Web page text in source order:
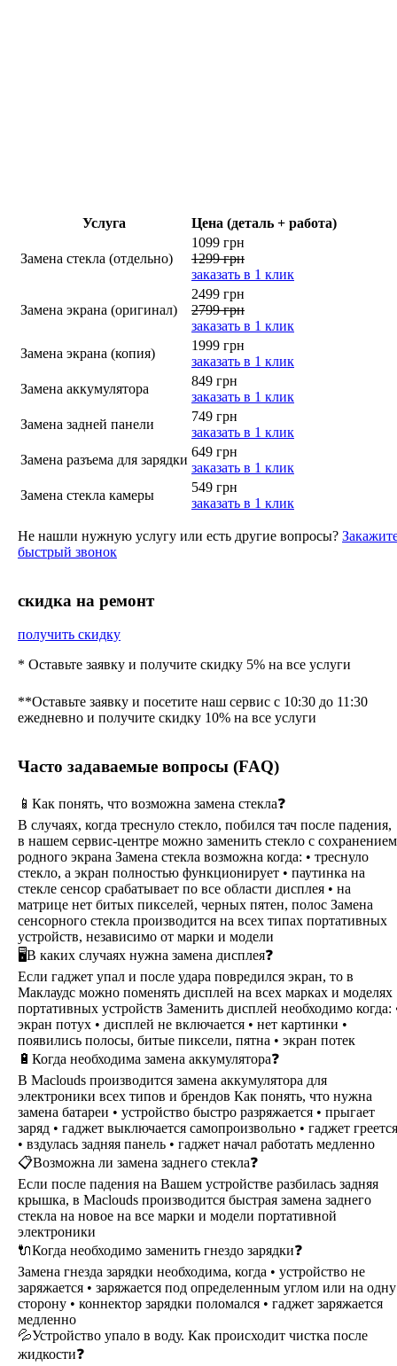
Услуга Цена (деталь + работа)
Замена стекла (отдельно)
1099 грн
1299 грн
заказать в 1 клик
Замена экрана (оригинал)
2499 грн
2799 грн
заказать в 1 клик
Замена экрана (копия)
1999 грн
заказать в 1 клик
Замена аккумулятора
849 грн
заказать в 1 клик
Замена задней панели
749 грн
заказать в 1 клик
Замена разъема для зарядки
649 грн
заказать в 1 клик
Замена стекла камеры
549 грн
заказать в 1 клик
Не нашли нужную услугу или есть другие вопросы?
быстрый звонок
cкидка на ремонт
получить скидку
* Оставьте заявку и получите скидку 5% на все услуги
**Оставьте заявку и посетите наш сервис с 10:30 до 11:30
ежедневно и получите скидку 10% на все услуги
Часто задаваемые вопросы (FAQ)
📱Как понять, что возможна замена стекла❓
В случаях, когда треснуло стекло, побился тач после падения,
в нашем сервис-центре можно заменить стекло с сохранением
родного экрана Замена стекла возможна когда: • треснуло
стекло, а экран полностью функционирует • паутинка на
стекле сенсор срабатывает по все области дисплея • на
матрице нет битых пикселей, черных пятен, полос Замена
сенсорного стекла производится на всех типах портативных
устройств, независимо от марки и модели
🖥В каких случаях нужна замена дисплея❓
Если гаджет упал и после удара повредился экран, то в
Маклаудс можно поменять дисплей на всех марках и моделях
портативных устройств Заменить дисплей необходимо когда:
экран потух • дисплей не включается • нет картинки •
появились полосы, битые пиксели, пятна • экран потек
🔋Когда необходима замена аккумулятора❓
В Maclouds производится замена аккумулятора для
электроники всех типов и брендов Как понять, что нужна
замена батареи • устройство быстро разряжается • прыгает
заряд • гаджет выключается самопроизвольно • гаджет греется
• вздулась задняя панель • гаджет начал работать медленно
📋Возможна ли замена заднего стекла❓
Если после падения на Вашем устройстве разбилась задняя
крышка, в Maclouds производится быстрая замена заднего
стекла на новое на все марки и модели портативной
электроники
🔌Когда необходимо заменить гнездо зарядки❓
Замена гнезда зарядки необходима, когда • устройство не
заряжается • заряжается под определенным углом или на одну
сторону • коннектор зарядки поломался • гаджет заряжается
медленно
💦Устройство упало в воду. Как происходит чистка после
жидкости❓